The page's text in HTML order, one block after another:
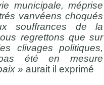
municipale, méprise
vanvéens choqués
souffrances de la
regrettons que sur
clivages politiques,
été en mesure
» aurait il exprimé